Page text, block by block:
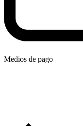
Medios de pago